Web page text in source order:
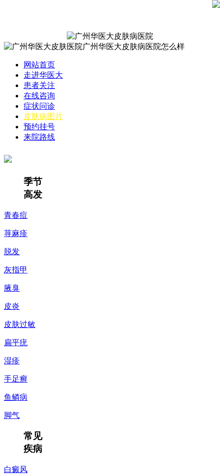
网站首页
走进华医大
患者关注
在线咨询
症状问诊
皮肤病图片
预约挂号
来院路线
季节
高发
青春痘
荨麻疹
脱发
灰指甲
腋臭
皮炎
皮肤过敏
扁平疣
湿疹
手足癣
鱼鳞病
脚气
常见
疾病
白癜风